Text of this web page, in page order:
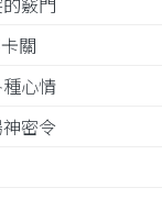
關
心情
密令